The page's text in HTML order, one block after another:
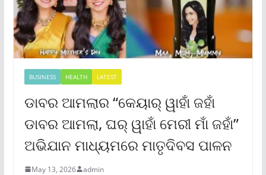
BUSINESS HEALTH LATEST
ଡାବର ଆମଲାର “କେୟାର୍ ୱାହାଁ ଜହାଁ
ଡାବର ଆମଲା, ଘର୍ ୱାହାଁ ମେରୀ ମାଁ ଜହାଁ”
ଅଭିଯାନ ମାଧ୍ୟମରେ ମାତୃଦିବସ ପାଳନ
May 13, 2026 admin